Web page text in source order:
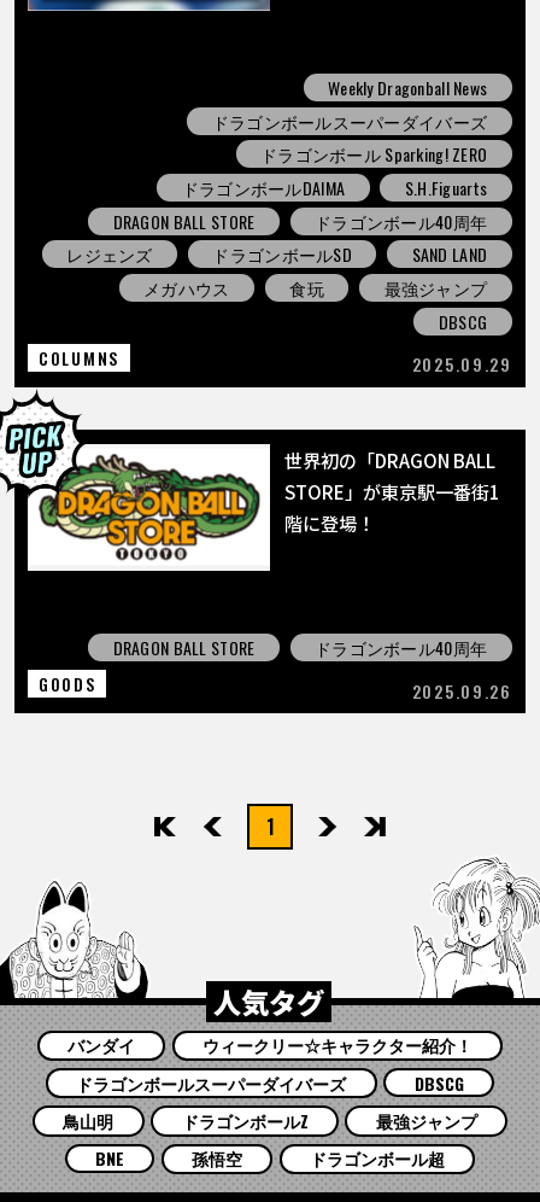
Weekly Dragonball News
ドラゴンボールスーパーダイバーズ
ドラゴンボール Sparking! ZERO
ドラゴンボールDAIMA
S.H.Figuarts
DRAGON BALL STORE
ドラゴンボール40周年
レジェンズ
ドラゴンボールSD
SAND LAND
メガハウス
食玩
最強ジャンプ
DBSCG
COLUMNS
2025.09.29
世界初の「DRAGON BALL
STORE」が東京駅一番街1
階に登場！
DRAGON BALL STORE
ドラゴンボール40周年
GOODS
2025.09.26
先頭 前へ1 次へ最後
人気タグ
バンダイ
ウィークリー☆キャラクター紹介！
ドラゴンボールスーパーダイバーズ
DBSCG
鳥山明
ドラゴンボールZ
最強ジャンプ
BNE
孫悟空 ドラゴンボール超